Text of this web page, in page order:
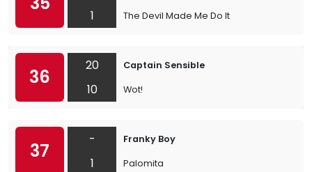
1
The Devil Made Me Do It
36
20
10
Captain Sensible
Wot!
37
-
1
Franky Boy
Palomita